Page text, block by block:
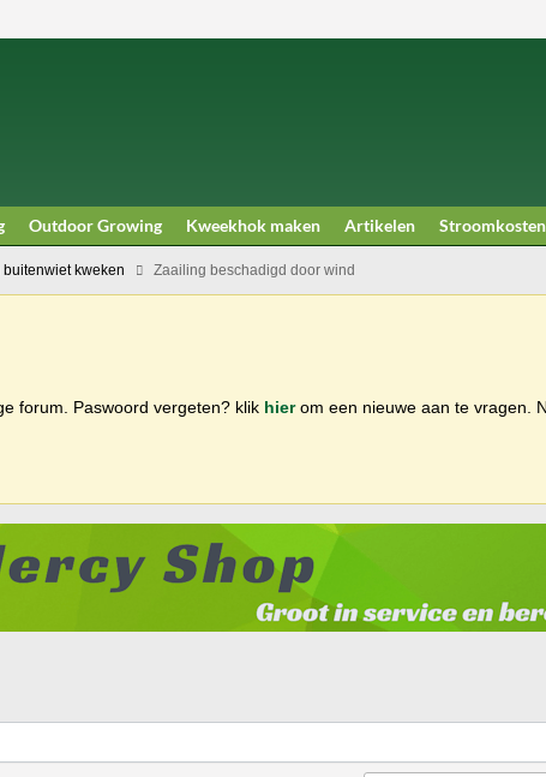
Outdoor Growing Kweekhok maken Artikelen Stroomkosten
buitenwiet kweken Zaailing beschadigd door wind
forum. Paswoord vergeten? klik hierom een nieuwe aan te vragen.